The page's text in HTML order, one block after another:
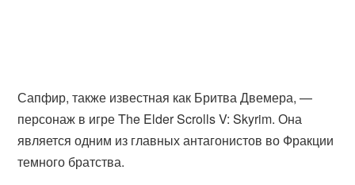
Сапфир, также известная как Бритва Двемера, —
персонаж в игре The Elder Scrolls V: Skyrim. Она
является одним из главных антагонистов во Фракции
темного братства.